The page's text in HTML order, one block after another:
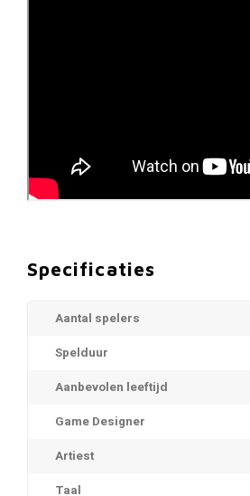
Specificaties
Aantal spelers
Spelduur
Aanbevolen leeftijd
Game Designer
Artiest
Taal